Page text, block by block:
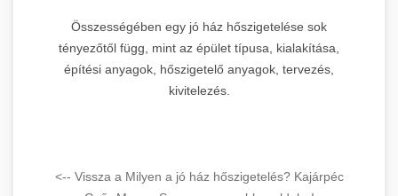
Összességében egy jó ház hőszigetelése sok
tényezőtől függ, mint az épület típusa, kialakítása,
építési anyagok, hőszigetelő anyagok, tervezés,
kivitelezés.
<-- Vissza a Milyen a jó ház hőszigetelés? Kajárpéc